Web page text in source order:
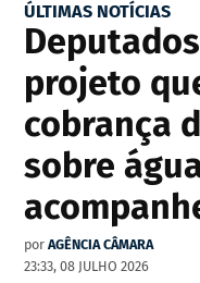
ÚLTIMAS NOTÍCIAS
projeto
cobrança
sobre
por AGÊNCIA CÂMARA
23:33, 08 JULHO 2026